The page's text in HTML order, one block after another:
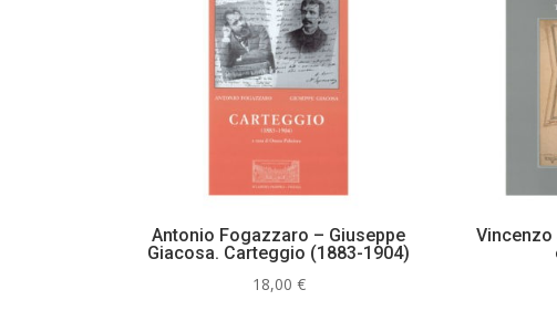
Antonio Fogazzaro – Giuseppe
Giacosa. Carteggio (1883-1904)
18,00 €